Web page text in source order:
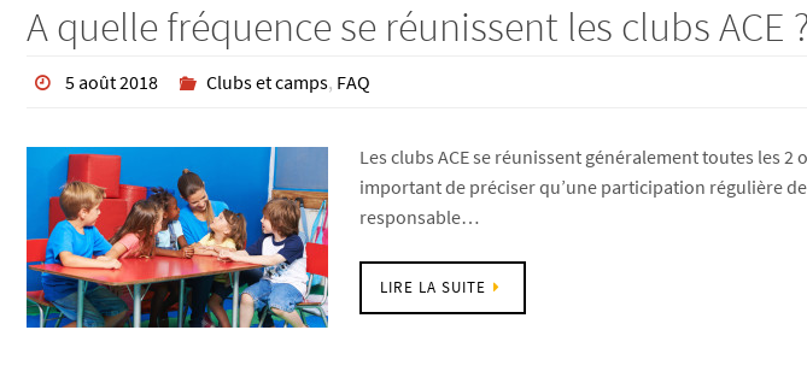
A quelle fréquence se réunissent les clubs ACE ?
5 août 2018 Clubs et camps, FAQ
Les clubs ACE se réunissent généralement toutes les
important de préciser qu’une participation régulière
responsable…
LIRE LA SUITE